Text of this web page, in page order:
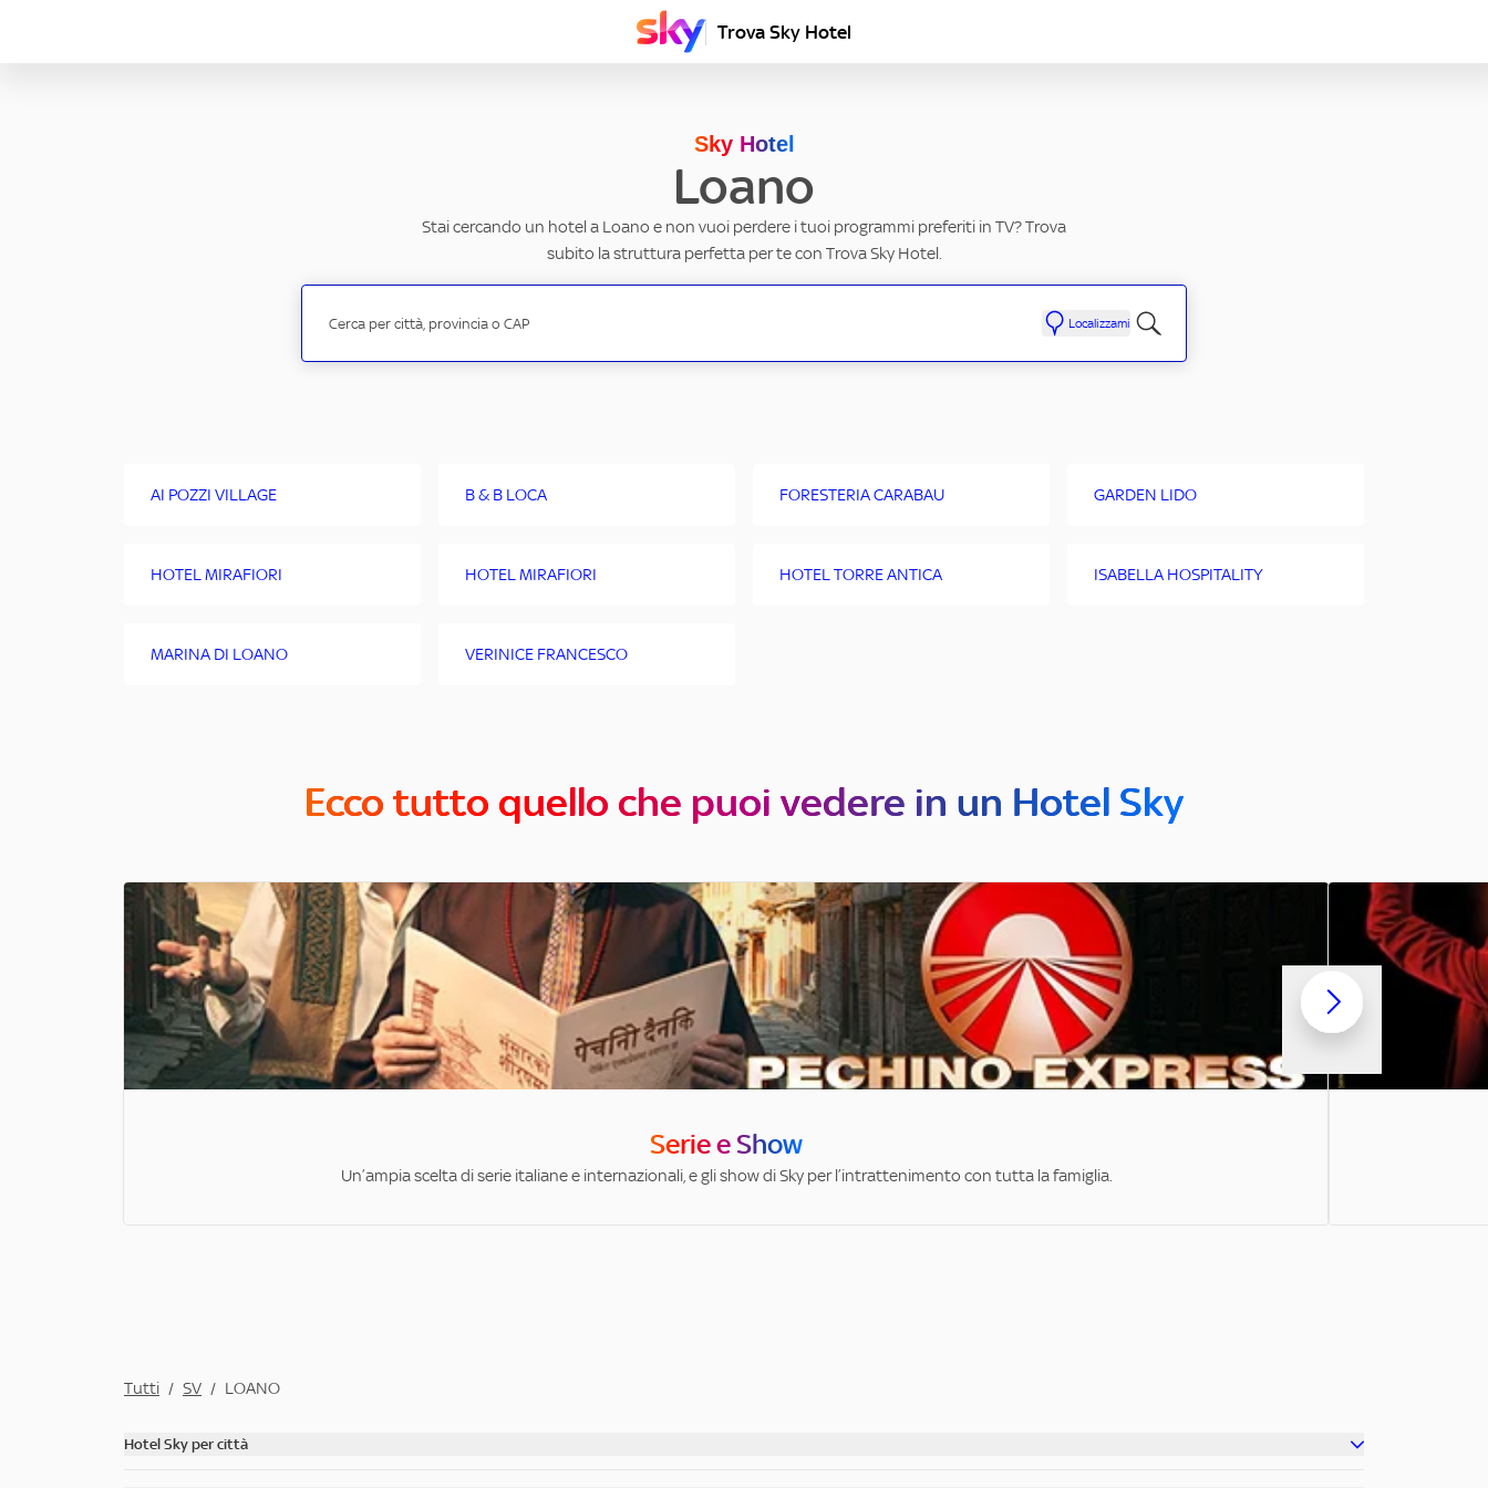
Trova Sky Hotel
Sky Hotel
Loano
Stai cercando un hotel a Loano e non vuoi perdere i tuoi programmi preferiti in TV? Trova
subito la struttura perfetta per te con Trova Sky Hotel.
Localizzami
AI POZZI VILLAGE B & B LOCA FORESTERIA CARABAU GARDEN LIDO
HOTEL MIRAFIORI HOTEL MIRAFIORI HOTEL TORRE ANTICA ISABELLA HOSPITALITY
MARINA DI LOANO VERINICE FRANCESCO
Ecco tutto quello che puoi vedere in un Hotel Sky
Serie e Show
Un’ampia scelta di serie italiane e internazionali, e gli show di Sky per l’intrattenimento con tutta la famiglia.
Tutti / SV / LOANO
Hotel Sky per città